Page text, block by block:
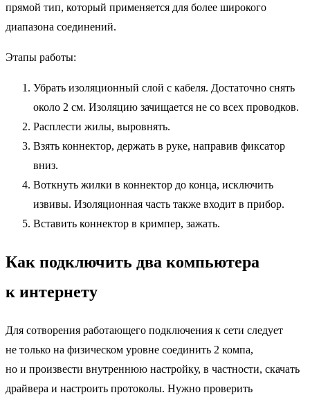
прямой тип, который применяется для более широкого
диапазона соединений.
Этапы работы:
Убрать изоляционный слой с кабеля. Достаточно снять
около 2 см. Изоляцию зачищается не со всех проводков.
Расплести жилы, выровнять.
Взять коннектор, держать в руке, направив фиксатор
вниз.
Воткнуть жилки в коннектор до конца, исключить
извивы. Изоляционная часть также входит в прибор.
Вставить коннектор в кримпер, зажать.
Как подключить два компьютера
к интернету
Для сотворения работающего подключения к сети следует
не только на физическом уровне соединить 2 компа,
но и произвести внутреннюю настройку, в частности, скачать
драйвера и настроить протоколы. Нужно проверить